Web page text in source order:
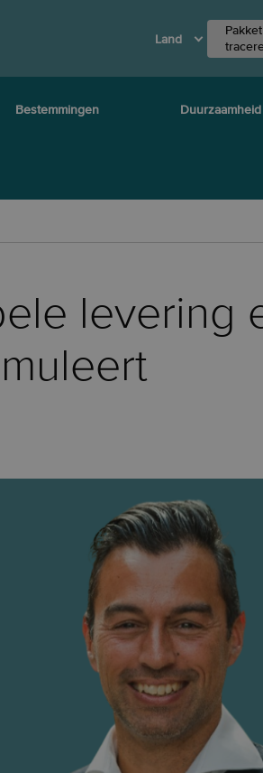
Land
Pakket
Bestemmingen Duurzaamheid
levering